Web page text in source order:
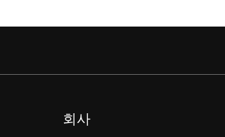
회사